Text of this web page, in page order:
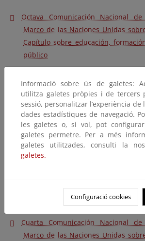
Octava Comunicación Nacional
Marco de las Naciones Unidas
Capítulo sobre educación,
público
Séptima Comunicación Nacional
Marco de las Naciones Unidas
Capítulo sobre educación,
público
Sexta Comunicación Nacional de
de las Naciones Unidas sobre el
sobre educación, formación y
Quinta Comunicación Nacional
Marco de las Naciones Unidas
Capítulo sobre educación,
Cuarta Comunicación Nacional
Marco de las Naciones Unidas
Informació sobre ús de galetes:
utilitza galetes pròpies i de tercers
sessió, personalitzar l’experiència de
dades estadístiques de navegació.
les galetes o, si vol, pot
galetes permetre. Per a més
galetes utilitzades, consulti la
galetes.
Configuració cookies